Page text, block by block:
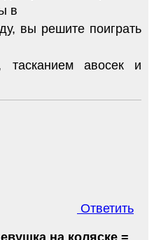
в
вы решите поиграть
тасканием авосек и
Ответить
на коляске =